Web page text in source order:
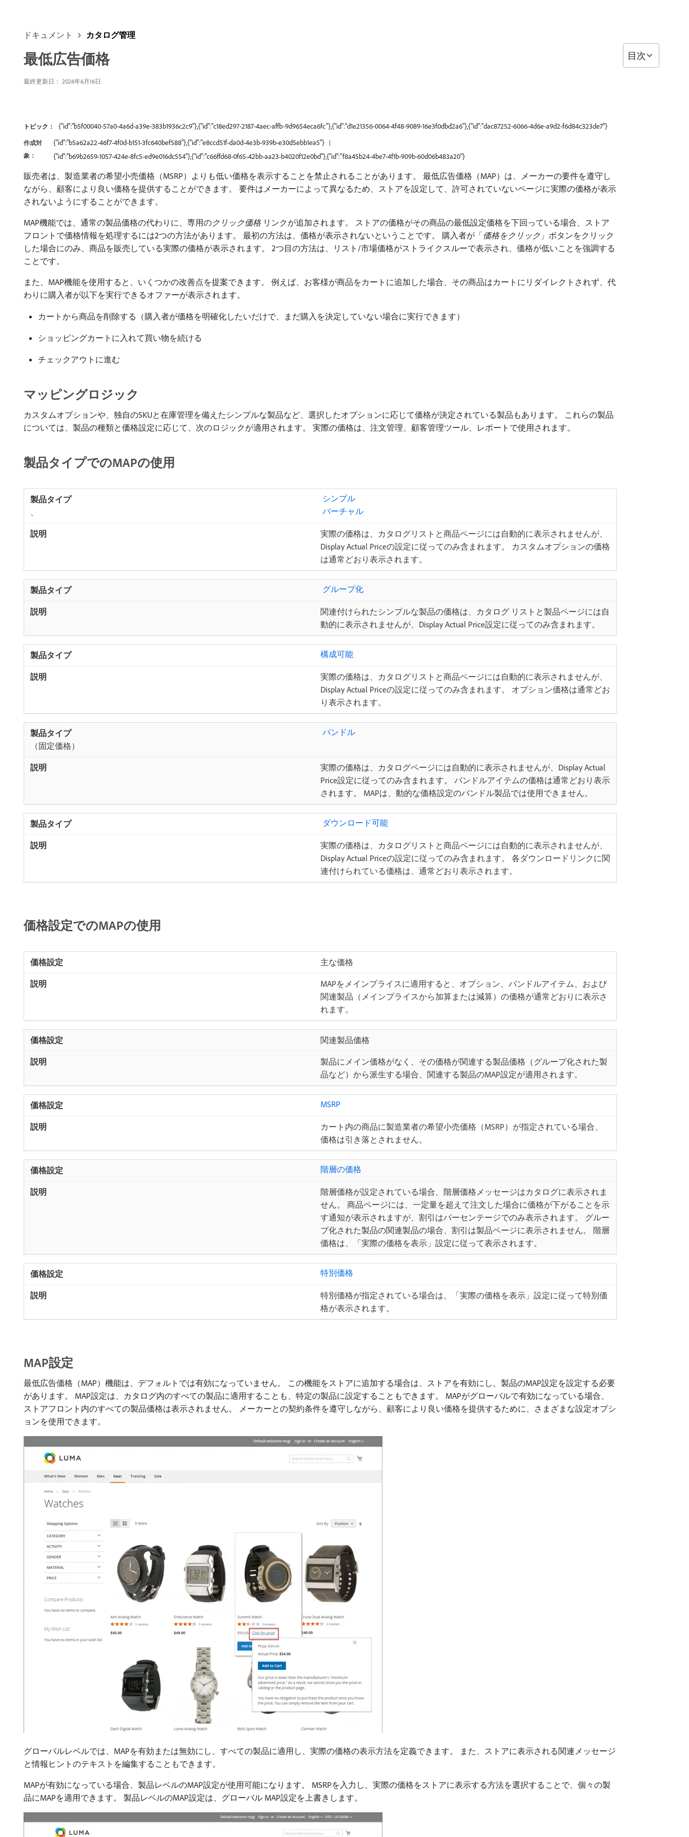
ドキュメント カタログ管理
最低広告価格
最終更新日： 2026年6月16日
トピック： {"id":"b5f00040-57a0-4a6d-a39e-383b1936c2c9"},{"id":"c18ed297-2187-4aec-affb-9d9654eca6fc"},{"id":"d1e21356-0064-4f48-9089-16e3f0dbd2a6"},{"id":"dac87252-6066-4d6e-a9d2-f6d84c323de7"}
作成対
象：
{"id":"b5a62a22-46f7-4f0d-b151-3fc640bef588"},{"id":"e8ccd51f-da0d-4e3b-939b-e30d5ebb1ea5"}
{"id":"b69b2659-1057-424e-8fc5-ed9e016dc554"},{"id":"c66ffd68-0f65-42bb-aa23-b4020f12e0bd"},{"id":"f8a45b24-4be7-4f1b-909b-60d06b483a20"}
販売者は、製造業者の希望小売価格（MSRP）よりも低い価格を表示することを禁止されることがあります。 最低広告価格（MAP）は、メーカーの要件を遵守し
ながら、顧客により良い価格を提供することができます。 要件はメーカーによって異なるため、ストアを設定して、許可されていないページに実際の価格が表示
されないようにすることができます。
MAP機能では、通常の製品価格の代わりに、専用の​クリック価格リンクが追加されます。 ストアの価格がその商品の最低設定価格を下回っている場合、ストア
フロントで価格情報を処理するには2つの方法があります。 最初の方法は、価格が表示されないということです。 購入者が「価格をクリック 」ボタンをクリック
した場合にのみ、商品を販売している実際の価格が表示されます。 2つ目の方法は、リスト/市場価格がストライクスルーで表示され、価格が低いことを強調する
ことです。
また、MAP機能を使用すると、いくつかの改善点を提案できます。 例えば、お客様が商品をカートに追加した場合、その商品はカートにリダイレクトされず、代
わりに購入者が以下を実行できるオファーが表示されます。
カートから商品を削除する（購入者が価格を明確化したいだけで、まだ購入を決定していない場合に実行できます）
ショッピングカートに入れて買い物を続ける
チェックアウトに進む
マッピングロジック
カスタムオプションや、独自のSKUと在庫管理を備えたシンプルな製品など、選択したオプションに応じて価格が決定されている製品もあります。 これらの製品
については、製品の種類と価格設定に応じて、次のロジックが適用されます。 実際の価格は、注文管理、顧客管理ツール、レポートで使用されます。
製品タイプでのMAPの使用
​ シンプル ​
、
​ バーチャル ​
実際の価格は、カタログリストと商品ページには自動的に表示されませんが、
Display Actual Priceの設定に従ってのみ含まれます。 カスタムオプションの価格
は通常どおり表示されます。
​ グループ化
関連付けられたシンプルな製品の価格は、カタログ リストと製品ページには自
動的に表示されませんが、Display Actual Price設定に従ってのみ含まれます。
構成可能
実際の価格は、カタログリストと商品ページには自動的に表示されませんが、
Display Actual Priceの設定に従ってのみ含まれます。 オプション価格は通常どお
り表示されます。
​ バンドル ​
（固定価格）
実際の価格は、カタログページには自動的に表示されませんが、Display Actual
Price設定に従ってのみ含まれます。 バンドルアイテムの価格は通常どおり表示
されます。 MAPは、動的な価格設定のバンドル製品では使用できません。
​ ダウンロード可能
実際の価格は、カタログリストと商品ページには自動的に表示されませんが、
Display Actual Priceの設定に従ってのみ含まれます。 各ダウンロードリンクに関
連付けられている価格は、通常どおり表示されます。
価格設定でのMAPの使用
主な価格
MAPをメインプライスに適用すると、オプション、バンドルアイテム、および
関連製品（メインプライスから加算または減算）の価格が通常どおりに表示さ
れます。
関連製品価格
製品にメイン価格がなく、その価格が関連する製品価格（グループ化された製
品など）から派生する場合、関連する製品のMAP設定が適用されます。
MSRP
カート内の商品に製造業者の希望小売価格（MSRP）が指定されている場合、
価格は引き落とされません。
階層の価格
階層価格が設定されている場合、階層価格メッセージはカタログに表示されま
せん。 商品ページには、一定量を超えて注文した場合に価格が下がることを示
す通知が表示されますが、割引はパーセンテージでのみ表示されます。 グルー
プ化された製品の関連製品の場合、割引は製品ページに表示されません。 階層
価格は、「実際の価格を表示」設定に従って表示されます。
特別価格
特別価格が指定されている場合は、「実際の価格を表示」設定に従って特別価
格が表示されます。
MAP設定
最低広告価格（MAP）機能は、デフォルトでは有効になっていません。 この機能をストアに追加する場合は、ストアを有効にし、製品のMAP設定を設定する必要
があります。 MAP設定は、カタログ内のすべての製品に適用することも、特定の製品に設定することもできます。 MAPがグローバルで有効になっている場合、
ストアフロント内のすべての製品価格は表示されません。 メーカーとの契約条件を遵守しながら、顧客により良い価格を提供するために、さまざまな設定オプシ
ョンを使用できます。
グローバルレベルでは、MAPを有効または無効にし、すべての製品に適用し、実際の価格の表示方法を定義できます。 また、ストアに表示される関連メッセージ
と情報ヒントのテキストを編集することもできます。
MAPが有効になっている場合、製品レベルのMAP設定が使用可能になります。 MSRPを入力し、実際の価格をストアに表示する方法を選択することで、個々の製
品にMAPを適用できます。 製品レベルのMAP設定は、グローバル MAP設定を上書きします。
目次